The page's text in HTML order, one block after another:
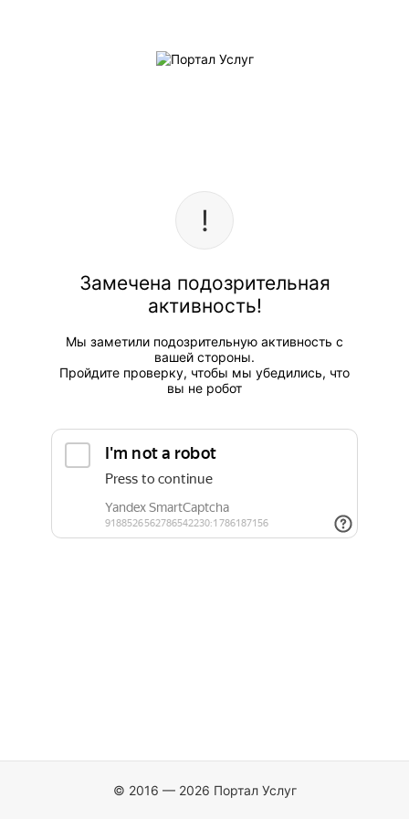
Замечена подозрительная
активность!
Мы заметили подозрительную активность с
вашей стороны.
Пройдите проверку, чтобы мы убедились, что
вы не робот
© 2016 — 2026 Портал Услуг